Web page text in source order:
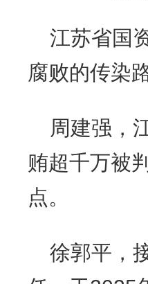
江苏省国
腐败的传染
周建强，
贿超千万被
点。
徐郭平，